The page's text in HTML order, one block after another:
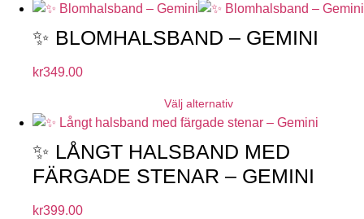
✨ BLOMHALSBAND – GEMINI
kr349.00
Välj alternativ
✨ LÅNGT HALSBAND MED
FÄRGADE STENAR – GEMINI
kr399.00